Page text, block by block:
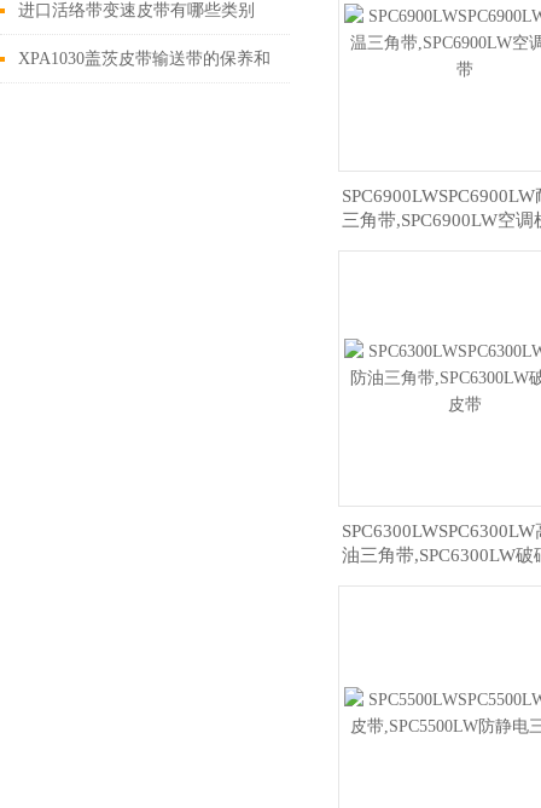
进口活络带变速皮带有哪些类别
XPA1030盖茨皮带输送带的保养和
三角带,SPC6900LW空调
油三角带,SPC6300LW破